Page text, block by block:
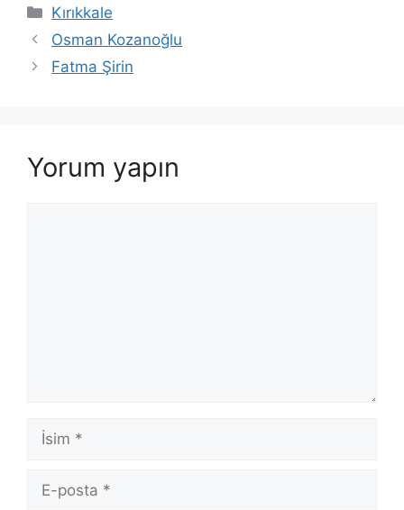
Kategoriler
Kırıkkale
Osman Kozanoğlu
Fatma Şirin
Yorum yapın
İsim
posta